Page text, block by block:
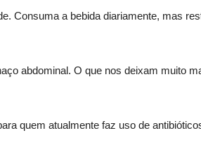
Consuma a bebida diariamente, mas
abdominal. O que nos deixam muito
quem atualmente faz uso de